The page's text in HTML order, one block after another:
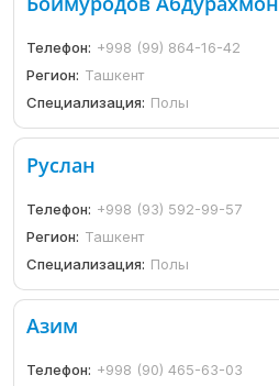
Телефон: +998 (99) 864-16-42
Регион: Ташкент
Специализация: Полы
Руслан
Телефон: +998 (93) 592-99-57
Регион: Ташкент
Специализация: Полы
Азим
Телефон: +998 (90) 465-63-03